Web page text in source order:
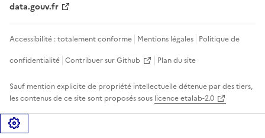
data.gouv.fr
Accessibilité : totalement conforme Mentions légales Politique de
confidentialité Contribuer sur Github Plan du site
Sauf mention explicite de propriété intellectuelle détenue par des tiers,
les contenus de ce site sont proposés sous licence etalab-2.0
Gérer les cookies